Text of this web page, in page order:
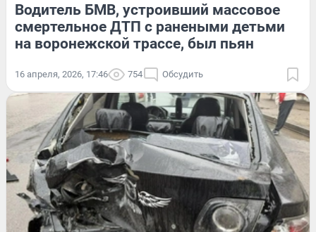
Водитель БМВ, устроивший массовое
смертельное ДТП с ранеными детьми
на воронежской трассе, был пьян
16 апреля, 2026, 17:46 754 Обсудить